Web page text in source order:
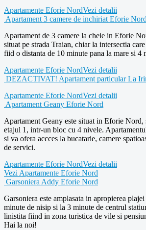
Apartamente Eforie NordVezi detalii
Apartament 3 camere de inchiriat Eforie Nord
Apartament de 3 camere la cheie in Eforie
situat pe strada Traian, chiar la intersectia
fiid o distanta de 10 minute pana la mare si 4
Apartamente Eforie NordVezi detalii
DEZACTIVAT! Apartament particular La
Apartamente Eforie NordVezi detalii
Apartament Geany Eforie Nord
Apartament Geany este situat in Eforie Nord,
etajul 1, intr-un bloc cu 4 nivele.
si va ofera accces la bucatarie, camere
de servici.
Apartamente Eforie NordVezi detalii
Vezi Apartamente Eforie Nord
Garsoniera Addy Eforie Nord
Garsoniera este amplasata in apropierea
minute de nisip si la 3 minute de centrul
linistita fiind in zona turistica de vile si
Hai la noi!